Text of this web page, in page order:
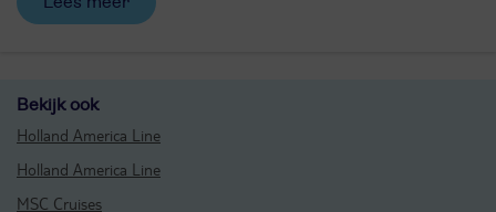
Bekijk ook
Holland America Line
Holland America Line
MSC Cruises